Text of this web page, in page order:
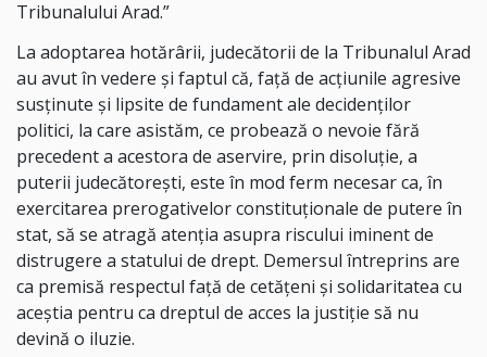
Tribunalului Arad.”
La adoptarea hotărârii, judecătorii de la Tribunalul Arad
au avut în vedere şi faptul că, faţă de acţiunile agresive
susţinute şi lipsite de fundament ale decidenților
politici, la care asistăm, ce probează o nevoie fără
precedent a acestora de aservire, prin disoluţie, a
puterii judecătoreşti, este în mod ferm necesar ca, în
exercitarea prerogativelor constituţionale de putere în
stat, să se atragă atenţia asupra riscului iminent de
distrugere a statului de drept. Demersul întreprins are
ca premisă respectul faţă de cetăţeni şi solidaritatea cu
aceştia pentru ca dreptul de acces la justiţie să nu
devină o iluzie.